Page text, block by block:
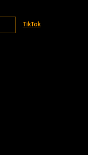
TikTok